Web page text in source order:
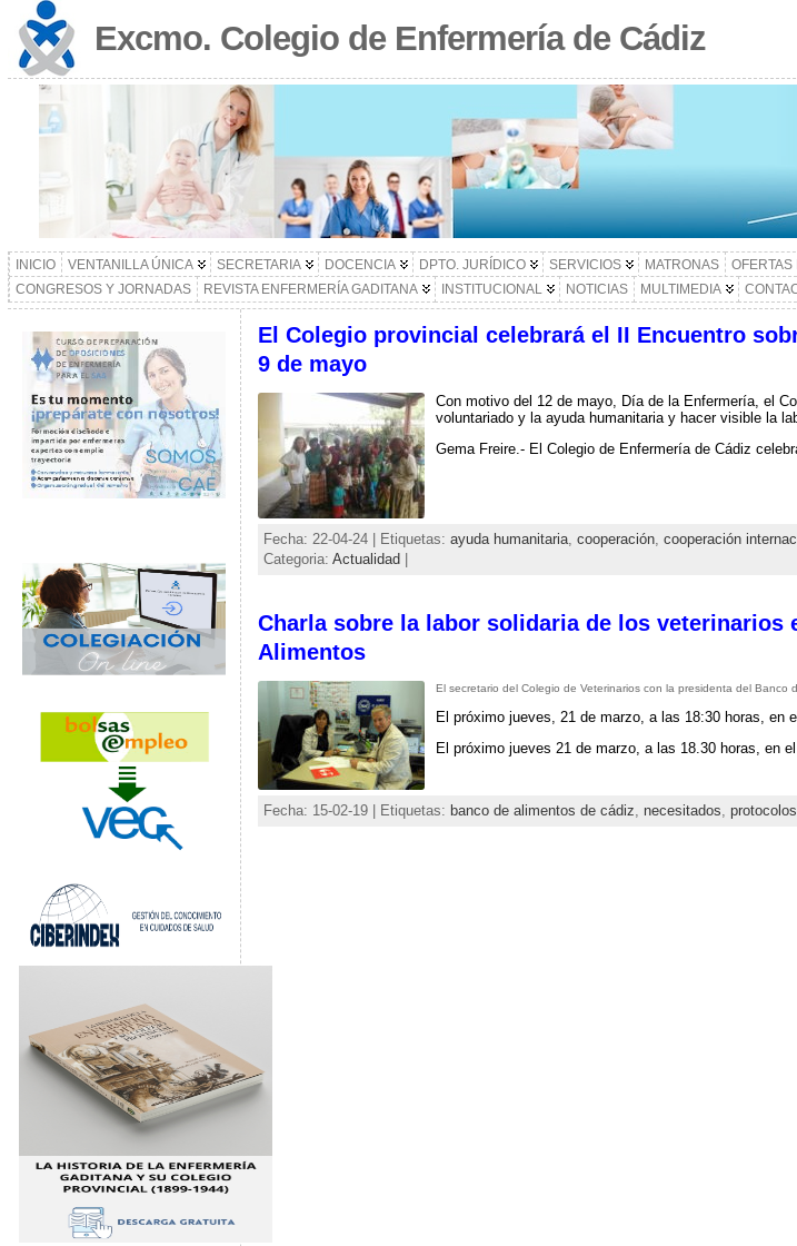
Excmo. Colegio de Enfermería de Cádiz
INICIO VENTANILLA ÚNICA SECRETARIA DOCENCIA DPTO. JURÍDICO SERVICIOS MATRONAS OFERTAS
CONGRESOS Y JORNADAS
REVISTA ENFERMERÍA GADITANA INSTITUCIONAL NOTICIAS MULTIMEDIA
El Colegio provincial celebrará el II Encuentro
9 de mayo
Con motivo del 12 de mayo, Día de la Enfermería, el
voluntariado y la ayuda humanitaria y hacer visible la
Gema Freire.- El Colegio de Enfermería de Cádiz
Fecha: 22-04-24 | Etiquetas: ayuda humanitaria, cooperación, cooperación
Categoria: Actualidad
Charla sobre la labor solidaria de los veterinarios
Alimentos
El secretario del Colegio de Veterinarios con la presidenta del Banco
El próximo jueves, 21 de marzo, a las 18:30 horas, en
El próximo jueves 21 de marzo, a las 18.30 horas, en
Fecha: 15-02-19 | Etiquetas: banco de alimentos de cádiz necesitados protocolos